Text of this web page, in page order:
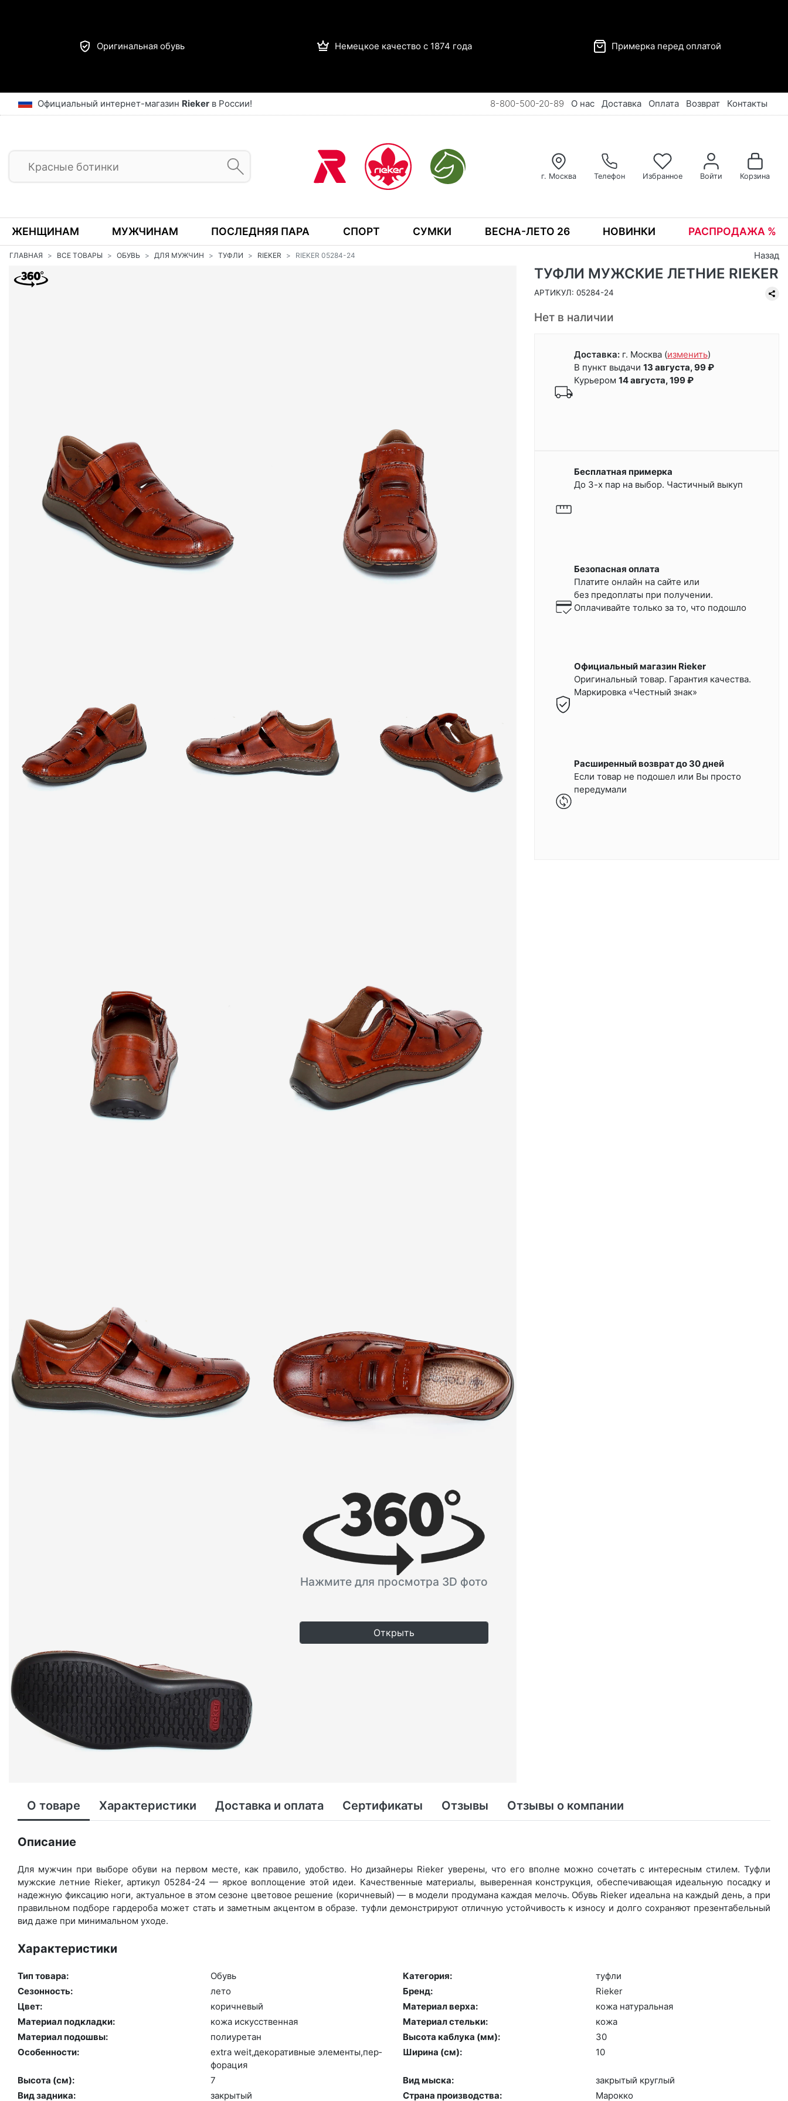
Оригинальная обувь Немецкое качество с 1874 года Примерка перед оплатой
Официальный интернет-магазин Rieker в России! 8-800-500-20-89 О нас Доставка Оплата Возврат Контакты
г. Москва Телефон Избранное Войти Корзина
ЖЕНЩИНАМ МУЖЧИНАМ ПОСЛЕДНЯЯ ПАРА СПОРТ СУМКИ ВЕСНА-ЛЕТО 26 НОВИНКИ РАСПРОДАЖА %
ГЛАВНАЯ ВСЕ ТОВАРЫ ОБУВЬ ДЛЯ МУЖЧИН ТУФЛИ RIEKER RIEKER 05284-24 Назад
Нажмите для просмотра 3D фото
Открыть
ТУФЛИ МУЖСКИЕ ЛЕТНИЕ RIEKER
АРТИКУЛ: 05284-24
Нет в наличии
Доставка: г. Москва (изменить)
В пункт выдачи 13 августа, 99 ₽
Курьером 14 августа, 199 ₽
Бесплатная примерка
До 3-х пар на выбор. Частичный выкуп
Безопасная оплата
Платите онлайн на сайте или
без предоплаты при получении.
Оплачивайте только за то, что подошло
Официальный магазин Rieker
Оригинальный товар. Гарантия качества.
Маркировка «Честный знак»
Расширенный возврат до 30 дней
Если товар не подошел или Вы просто
передумали
О товаре Характеристики Доставка и оплата Сертификаты Отзывы Отзывы о компании
Описание
Для мужчин при выборе обуви на первом месте, как правило, удобство. Но дизайнеры Rieker уверены, что его вполне можно сочетать с интересным стилем. Туфли
мужские летние Rieker, артикул 05284-24 — яркое воплощение этой идеи. Качественные материалы, выверенная конструкция, обеспечивающая идеальную посадку и
надежную фиксацию ноги, актуальное в этом сезоне цветовое решение (коричневый) — в модели продумана каждая мелочь. Обувь Rieker идеальна на каждый день, а при
правильном подборе гардероба может стать и заметным акцентом в образе. туфли демонстрируют отличную устойчивость к износу и долго сохраняют презентабельный
вид даже при минимальном уходе.
Характеристики
Тип товара: Обувь Категория:
туф­ли
Сезонность:
ле­то Бренд:
Ri­eker
Цвет:
ко­рич­не­вый Материал верха:
ко­жа на­тураль­ная
Материал подкладки:
ко­жа ис­кусс­твен­ная Материал стельки:
ко­жа
Материал подошвы:
по­ли­уре­тан Высота каблука (мм):
30
Особенности:
ext­ra we­it,де­кора­тив­ные эле­мен­ты,пер­
фо­рация
Ширина (см): 10
Высота (cм): 7 Вид мыска:
зак­ры­тый круг­лый
Вид задника:
зак­ры­тый Страна производства: Ма­рок­ко